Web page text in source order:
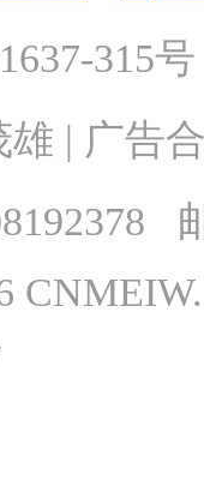
315
| 广告